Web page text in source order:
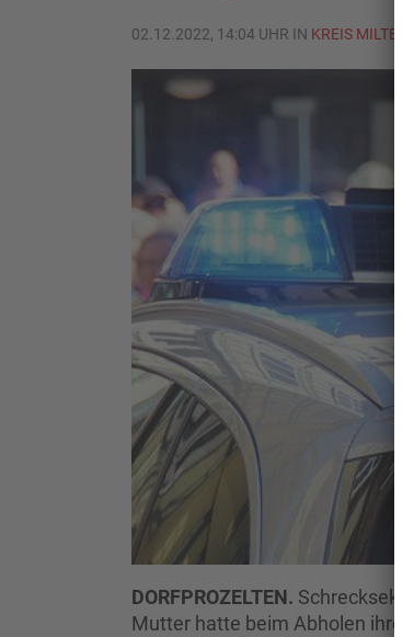
02.12.2022, 14:04 UHR IN KREIS
DORFPROZELTEN.
Mutter hatte beim Abholen